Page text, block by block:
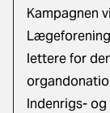
Kampagnen
lettere for
Indenrigs-